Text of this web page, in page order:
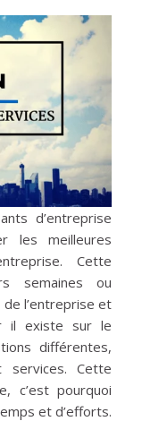
d’entreprise
les meilleures
Cette
semaines ou
l’entreprise et
il existe sur le
différentes,
Cette
c’est pourquoi
et d’efforts.